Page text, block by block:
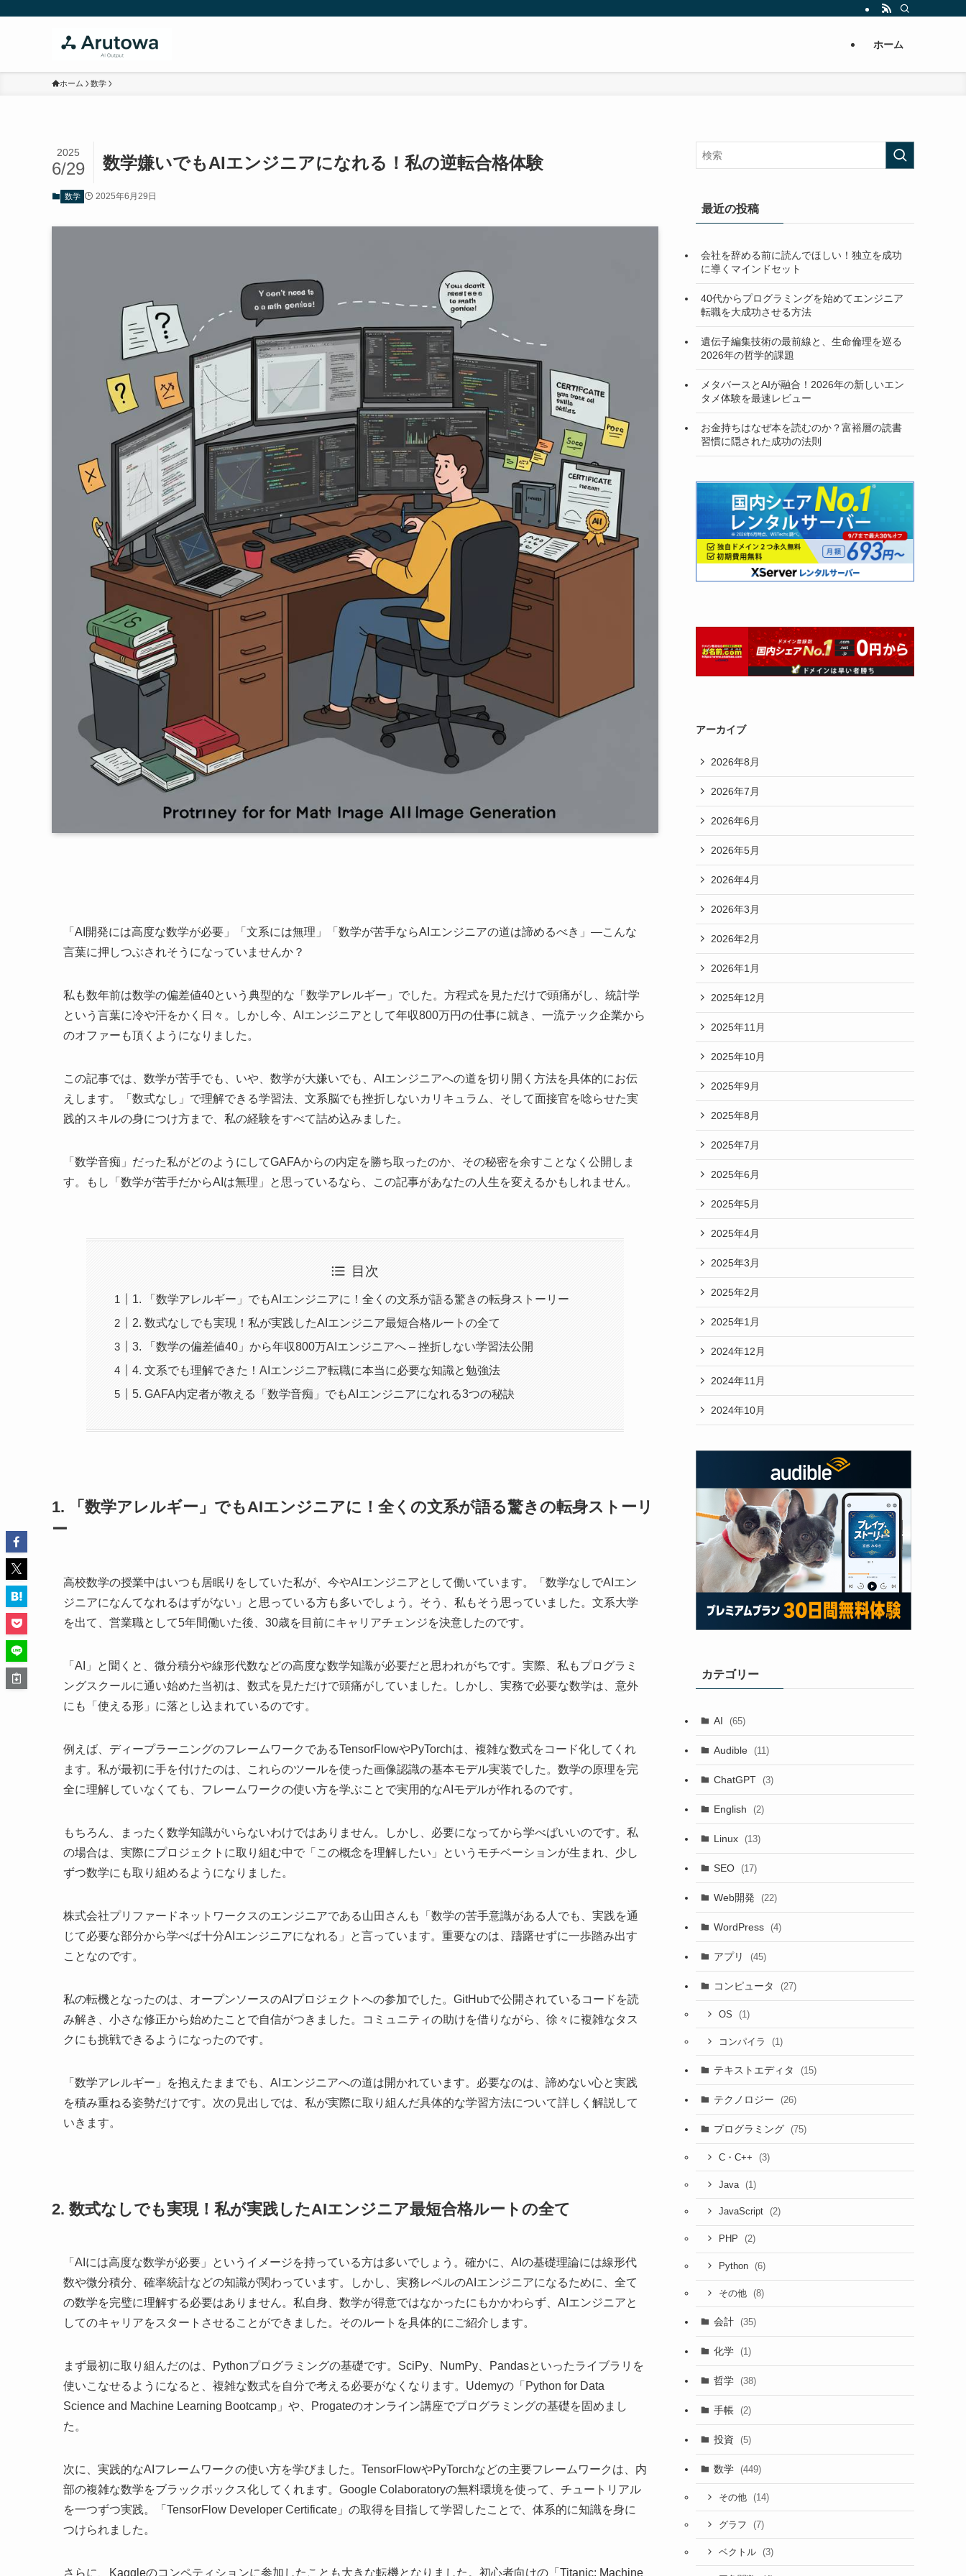
ホーム
ホーム 数学
数学嫌いでもAIエンジニアになれる！私の逆転合格体験
2025
6/29
数学 2025年6月29日
「AI開発には高度な数学が必要」「文系には無理」「数学が苦手ならAIエンジニアの道は諦めるべき」—こんな
言葉に押しつぶされそうになっていませんか？
私も数年前は数学の偏差値40という典型的な「数学アレルギー」でした。方程式を見ただけで頭痛がし、統計学
という言葉に冷や汗をかく日々。しかし今、AIエンジニアとして年収800万円の仕事に就き、一流テック企業から
のオファーも頂くようになりました。
この記事では、数学が苦手でも、いや、数学が大嫌いでも、AIエンジニアへの道を切り開く方法を具体的にお伝
えします。「数式なし」で理解できる学習法、文系脳でも挫折しないカリキュラム、そして面接官を唸らせた実
践的スキルの身につけ方まで、私の経験をすべて詰め込みました。
「数学音痴」だった私がどのようにしてGAFAからの内定を勝ち取ったのか、その秘密を余すことなく公開しま
す。もし「数学が苦手だからAIは無理」と思っているなら、この記事があなたの人生を変えるかもしれません。
目次
1. 「数学アレルギー」でもAIエンジニアに！全くの文系が語る驚きの転身ストーリー
2. 数式なしでも実現！私が実践したAIエンジニア最短合格ルートの全て
3. 「数学の偏差値40」から年収800万AIエンジニアへ – 挫折しない学習法公開
4. 文系でも理解できた！AIエンジニア転職に本当に必要な知識と勉強法
5. GAFA内定者が教える「数学音痴」でもAIエンジニアになれる3つの秘訣
1. 「数学アレルギー」でもAIエンジニアに！全くの文系が語る驚きの転身ストーリ
ー
高校数学の授業中はいつも居眠りをしていた私が、今やAIエンジニアとして働いています。「数学なしでAIエン
ジニアになんてなれるはずがない」と思っている方も多いでしょう。そう、私もそう思っていました。文系大学
を出て、営業職として5年間働いた後、30歳を目前にキャリアチェンジを決意したのです。
「AI」と聞くと、微分積分や線形代数などの高度な数学知識が必要だと思われがちです。実際、私もプログラミ
ングスクールに通い始めた当初は、数式を見ただけで頭痛がしていました。しかし、実務で必要な数学は、意外
にも「使える形」に落とし込まれているのです。
例えば、ディープラーニングのフレームワークであるTensorFlowやPyTorchは、複雑な数式をコード化してくれ
ます。私が最初に手を付けたのは、これらのツールを使った画像認識の基本モデル実装でした。数学の原理を完
全に理解していなくても、フレームワークの使い方を学ぶことで実用的なAIモデルが作れるのです。
もちろん、まったく数学知識がいらないわけではありません。しかし、必要になってから学べばいいのです。私
の場合は、実際にプロジェクトに取り組む中で「この概念を理解したい」というモチベーションが生まれ、少し
ずつ数学にも取り組めるようになりました。
株式会社プリファードネットワークスのエンジニアである山田さんも「数学の苦手意識がある人でも、実践を通
じて必要な部分から学べば十分AIエンジニアになれる」と言っています。重要なのは、躊躇せずに一歩踏み出す
ことなのです。
私の転機となったのは、オープンソースのAIプロジェクトへの参加でした。GitHubで公開されているコードを読
み解き、小さな修正から始めたことで自信がつきました。コミュニティの助けを借りながら、徐々に複雑なタス
クにも挑戦できるようになったのです。
「数学アレルギー」を抱えたままでも、AIエンジニアへの道は開かれています。必要なのは、諦めない心と実践
を積み重ねる姿勢だけです。次の見出しでは、私が実際に取り組んだ具体的な学習方法について詳しく解説して
いきます。
2. 数式なしでも実現！私が実践したAIエンジニア最短合格ルートの全て
「AIには高度な数学が必要」というイメージを持っている方は多いでしょう。確かに、AIの基礎理論には線形代
数や微分積分、確率統計などの知識が関わっています。しかし、実務レベルのAIエンジニアになるために、全て
の数学を完璧に理解する必要はありません。私自身、数学が得意ではなかったにもかかわらず、AIエンジニアと
してのキャリアをスタートさせることができました。そのルートを具体的にご紹介します。
まず最初に取り組んだのは、Pythonプログラミングの基礎です。SciPy、NumPy、Pandasといったライブラリを
使いこなせるようになると、複雑な数式を自分で考える必要がなくなります。Udemyの「Python for Data
Science and Machine Learning Bootcamp」や、Progateのオンライン講座でプログラミングの基礎を固めまし
た。
次に、実践的なAIフレームワークの使い方を学びました。TensorFlowやPyTorchなどの主要フレームワークは、内
部の複雑な数学をブラックボックス化してくれます。Google Colaboratoryの無料環境を使って、チュートリアル
を一つずつ実践。「TensorFlow Developer Certificate」の取得を目指して学習したことで、体系的に知識を身に
つけられました。
さらに、Kaggleのコンペティションに参加したことも大きな転機となりました。初心者向けの「Titanic: Machine
最近の投稿
会社を辞める前に読んでほしい！独立を成功
に導くマインドセット
40代からプログラミングを始めてエンジニア
転職を大成功させる方法
遺伝子編集技術の最前線と、生命倫理を巡る
2026年の哲学的課題
メタバースとAIが融合！2026年の新しいエン
タメ体験を最速レビュー
お金持ちはなぜ本を読むのか？富裕層の読書
習慣に隠された成功の法則
アーカイブ
2026年8月
2026年7月
2026年6月
2026年5月
2026年4月
2026年3月
2026年2月
2026年1月
2025年12月
2025年11月
2025年10月
2025年9月
2025年8月
2025年7月
2025年6月
2025年5月
2025年4月
2025年3月
2025年2月
2025年1月
2024年12月
2024年11月
2024年10月
カテゴリー
AI (65)
Audible (11)
ChatGPT (3)
English (2)
Linux (13)
SEO (17)
Web開発 (22)
WordPress (4)
アプリ (45)
コンピュータ (27)
OS (1)
コンパイラ (1)
テキストエディタ (15)
テクノロジー (26)
プログラミング (75)
C・C++ (3)
Java (1)
JavaScript (2)
PHP (2)
Python (6)
その他 (8)
会計 (35)
化学 (1)
哲学 (38)
手帳 (2)
投資 (5)
数学 (449)
その他 (14)
グラフ (7)
ベクトル (3)